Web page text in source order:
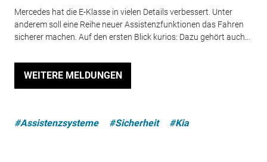
Mercedes hat die E-Klasse in vielen Details verbessert. Unter
anderem soll eine Reihe neuer Assistenzfunktionen das Fahren
sicherer machen. Auf den ersten Blick kurios: Dazu gehört auch...
WEITERE MELDUNGEN
#Assistenzsysteme #Sicherheit #Kia